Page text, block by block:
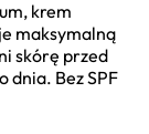
krem
maksymalną
skórę przed
dnia. Bez SPF